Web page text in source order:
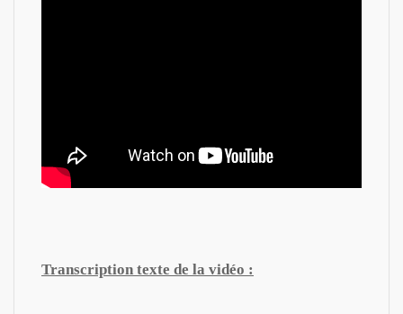
Transcription texte de la vidéo :